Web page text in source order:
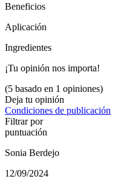
Beneficios
Aplicación
Ingredientes
¡Tu opinión nos importa!
(5 basado en 1 opiniones)
Deja tu opinión
Condiciones de publicación
Filtrar por
puntuación
Sonia Berdejo
12/09/2024